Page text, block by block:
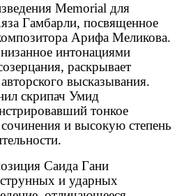
Memorial для
Гамбарли, посвященное
Арифа Меликова.
интонациями
раскрывает
высказывания.
скрипач Умид
тонкое
и высокую степень
Саида Гани
и ударных